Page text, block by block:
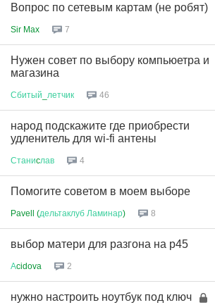
Вопрос по сетевым картам (не робят)
Sir Max 7
Нужен совет по выбору компьюетра и
магазина
Сбитый летчик 46
народ подскажите где приобрести
удленитель для wi-fi антены
Станиcлав 4
Помогите советом в моем выборе
Pavell (дельтаклуб Ламинар) 8
выбор матери для разгона на p45
Аcidova 2
нужно настроить ноутбук под ключ